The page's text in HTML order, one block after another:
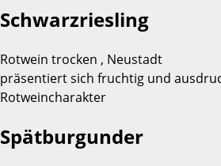
Schwarzriesling
Rotwein trocken , Neustadt
präsentiert sich fruchtig und
Rotweincharakter
Spätburgunder